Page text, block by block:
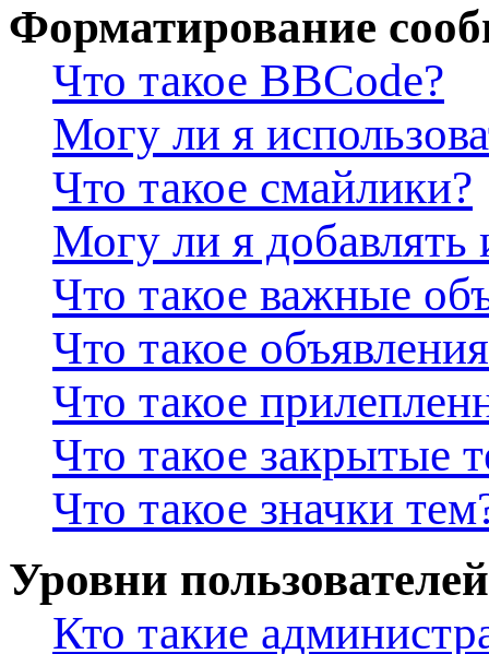
Форматирование
Что такое BBCode?
Могу ли я
Что такое смайлики?
Могу ли я
Что такое важные
Что такое
Что такое
Что такое закрытые
Что такое значки
Уровни
Кто такие